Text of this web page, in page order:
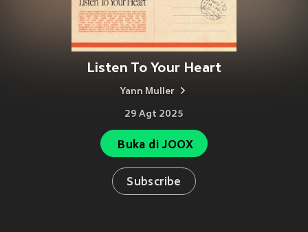
Listen To Your Heart
Yann Muller
29 Agt 2025
Buka di JOOX
Subscribe